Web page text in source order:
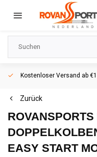
Kostenloser Versand ab
Zurück
ROVANSPORTS
EASY START